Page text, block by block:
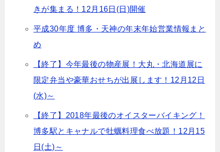
きが集まる！12月16日(日)開催
平成30年度 博多・天神の年末年始営業情報まと
め
【終了】今年最後の物産展！大丸・北海道展に
限定弁当や豪華おせちが出展します！12月12日
(水)～
【終了】2018年最後のオイスターバイキング！
博多駅とキャナルで牡蠣料理食べ放題！12月15
日(土)～